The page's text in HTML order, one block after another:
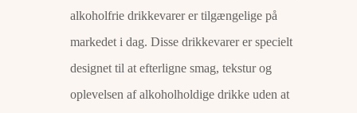
alkoholfrie drikkevarer er tilgængelige på
markedet i dag. Disse drikkevarer er specielt
designet til at efterligne smag, tekstur og
oplevelsen af ​​alkoholholdige drikke uden at